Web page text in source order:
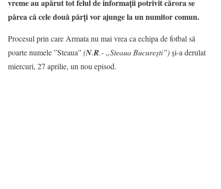
vreme au apărut tot felul de informații potrivit cărora se
părea că cele două părți vor ajunge la un numitor comun.
Procesul prin care Armata nu mai vrea ca echipa de fotbal să
poarte numele ”Steaua”(N.R.- „Steaua București”)și-a derulat
miercuri, 27 aprilie, un nou episod.